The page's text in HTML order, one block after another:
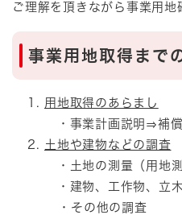
ご理解を頂きながら事業用地
事業用地取得まで
用地取得のあらまし
・事業計画説明⇒補償
土地や建物などの調査
・土地の測量（用地測
・建物、工作物、立
・その他の調査